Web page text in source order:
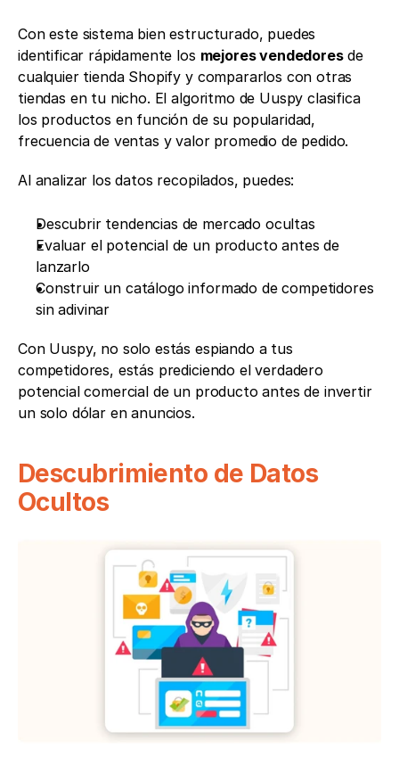
Con este sistema bien estructurado, puedes
identificar rápidamente los mejores vendedores de
cualquier tienda Shopify y compararlos con otras
tiendas en tu nicho. El algoritmo de Uuspy clasifica
los productos en función de su popularidad,
frecuencia de ventas y valor promedio de pedido.
Al analizar los datos recopilados, puedes:
Descubrir tendencias de mercado ocultas
Evaluar el potencial de un producto antes de
lanzarlo
Construir un catálogo informado de competidores
sin adivinar
Con Uuspy, no solo estás espiando a tus
competidores, estás prediciendo el verdadero
potencial comercial de un producto antes de invertir
un solo dólar en anuncios.
Descubrimiento de Datos
Ocultos